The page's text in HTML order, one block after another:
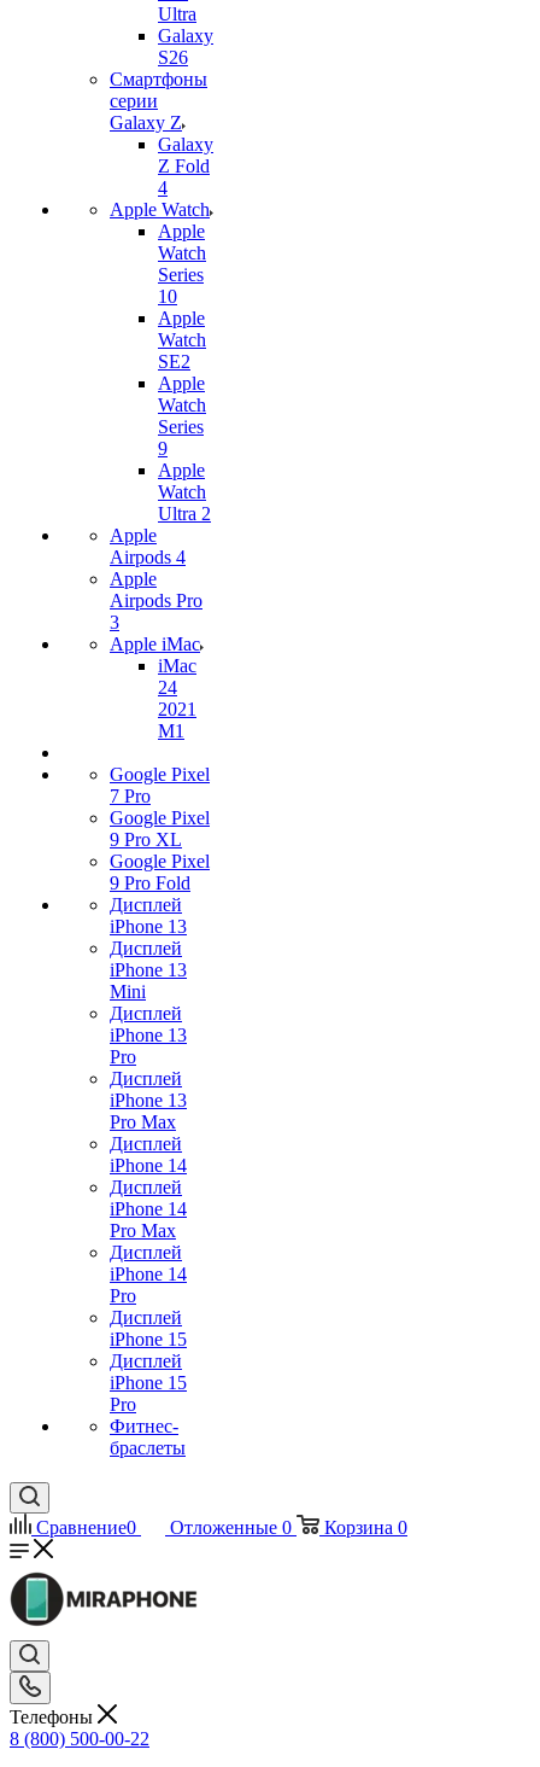
Ultra
Galaxy
S26
Смартфоны
серии
Galaxy Z
Galaxy
Z Fold
4
Apple Watch
Apple
Watch
Series
10
Apple
Watch
SE2
Apple
Watch
Series
9
Apple
Watch
Ultra 2
Apple
Airpods 4
Apple
Airpods Pro
3
Apple iMac
iMac
24
2021
M1
Google Pixel
7 Pro
Google Pixel
9 Pro XL
Google Pixel
9 Pro Fold
Дисплей
iPhone 13
Дисплей
iPhone 13
Mini
Дисплей
iPhone 13
Pro
Дисплей
iPhone 13
Pro Max
Дисплей
iPhone 14
Дисплей
iPhone 14
Pro Max
Дисплей
iPhone 14
Pro
Дисплей
iPhone 15
Дисплей
iPhone 15
Pro
Фитнес-
браслеты
Сравнение0 Отложенные 0 Корзина 0
Телефоны
8 (800) 500-00-22